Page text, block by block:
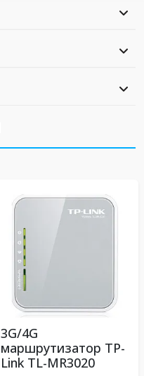
3G/4G
маршрутизатор TP-
Link TL-MR3020